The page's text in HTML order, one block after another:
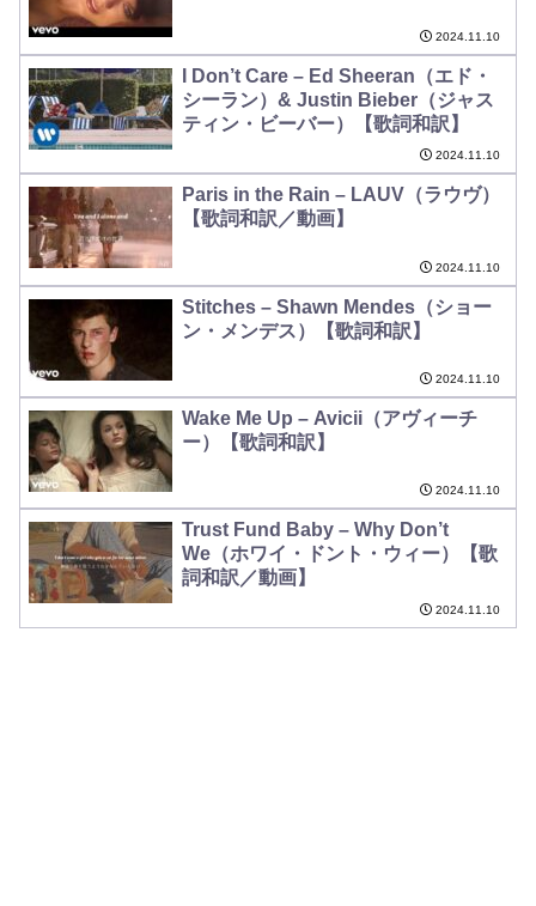
2024.11.10
I Don’t Care – Ed Sheeran（エド・
シーラン）& Justin Bieber（ジャス
ティン・ビーバー）【歌詞和訳】
2024.11.10
Paris in the Rain – LAUV（ラウヴ）
【歌詞和訳／動画】
2024.11.10
Stitches – Shawn Mendes（ショー
ン・メンデス）【歌詞和訳】
2024.11.10
Wake Me Up – Avicii（アヴィーチ
ー）【歌詞和訳】
2024.11.10
Trust Fund Baby – Why Don’t
We（ホワイ・ドント・ウィー）【歌
詞和訳／動画】
2024.11.10